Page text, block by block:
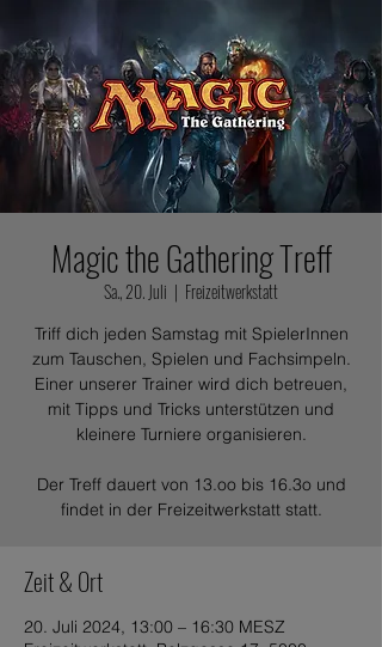
Magic the Gathering Treff
Sa., 20. Juli
  |
Freizeitwerkstatt
Triff dich jeden Samstag mit SpielerInnen
zum Tauschen, Spielen und Fachsimpeln.
Einer unserer Trainer wird dich betreuen,
mit Tipps und Tricks unterstützen und
kleinere Turniere organisieren.
Der Treff dauert von 13.oo bis 16.3o und
findet in der Freizeitwerkstatt statt.
Zeit & Ort
20. Juli 2024, 13:00 – 16:30 MESZ